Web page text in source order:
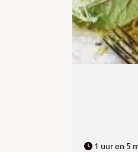
1 uur en 5